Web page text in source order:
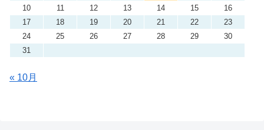
10
11 12 13 14 15
16
17
18 19 20 21 22
23
24
25 26 27 28 29
30
31
« 10月